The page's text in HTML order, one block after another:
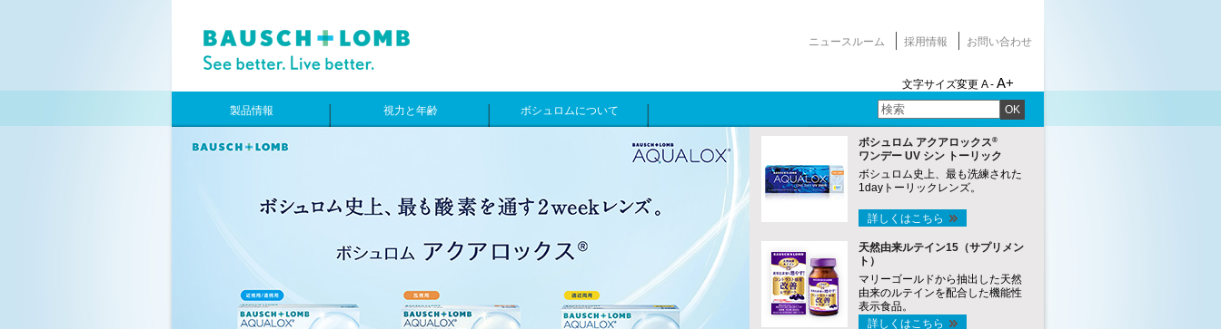
ニュースルーム 採用情報 お問い合わせ
文字サイズ変更 A - A+
OK
製品情報 視力と年齢 ボシュロムについて
ボシュロム アクアロックス®
ワンデー UV シン トーリック
ボシュロム史上、最も洗練された
1dayトーリックレンズ。
詳しくはこちら
天然由来ルテイン15（サプリメン
ト）
マリーゴールドから抽出した天然
由来のルテインを配合した機能性
表示食品。
詳しくはこちら